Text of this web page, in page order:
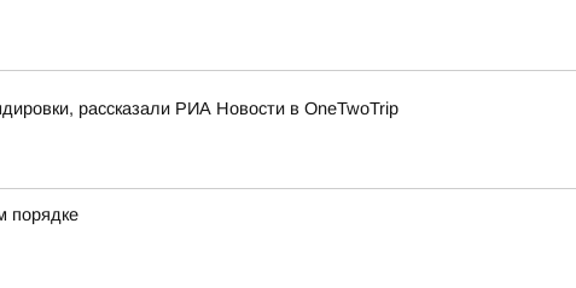
рассказали РИА Новости в OneTwoTrip
порядке